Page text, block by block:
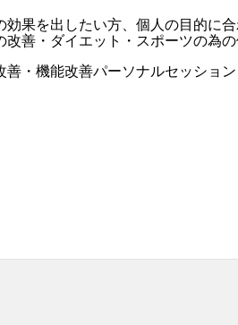
効果を出したい方、個人の目的に
改善・ダイエット・スポーツの為
善・機能改善パーソナルセッション